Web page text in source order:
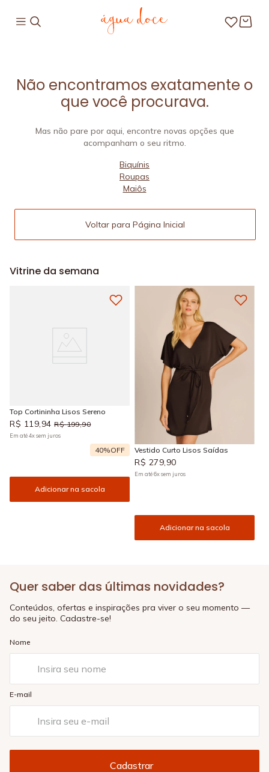
Não encontramos exatamente o
que você procurava.
Mas não pare por aqui, encontre novas opções que
acompanham o seu ritmo.
Biquínis
Roupas
Maiôs
Voltar para Página Inicial
Vitrine da semana
Top Cortininha Lisos Sereno
R$ 119,94 R$ 199,90
Em até4xsem juros
40%OFF
Adicionar na sacola
Vestido Curto Lisos Saídas
R$ 279,90
Em até6xsem juros
Adicionar na sacola
Quer saber das últimas novidades?
Conteúdos, ofertas e inspirações pra viver o seu momento —
do seu jeito. Cadastre-se!
Nome
E-mail